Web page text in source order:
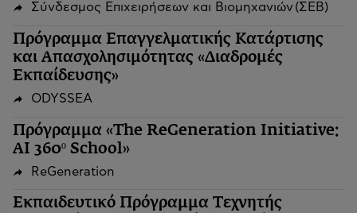
Σύνδεσμος Επιχειρήσεων και Βιομηχανιών (ΣΕΒ)
Πρόγραμμα Επαγγελματικής Κατάρτισης
και Απασχολησιμότητας «Διαδρομές
Εκπαίδευσης»
ODYSSEA
Πρόγραμμα «The ReGeneration Initiative:
AI 360º School»
ReGeneration
Εκπαιδευτικό Πρόγραμμα Τεχνητής